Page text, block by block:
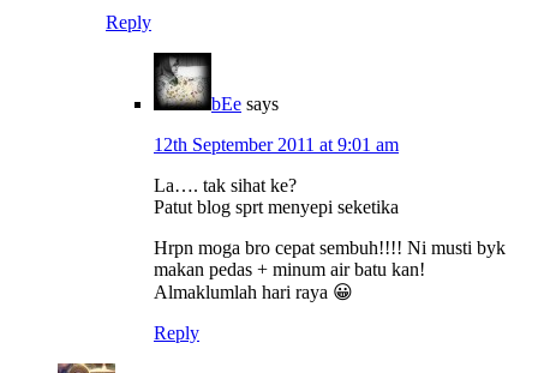
Reply
bEe says
12th September 2011 at 9:01 am
La…. tak sihat ke?
Patut blog sprt menyepi seketika
Hrpn moga bro cepat sembuh!!!! Ni musti byk
makan pedas + minum air batu kan!
Almaklumlah hari raya 😀
Reply